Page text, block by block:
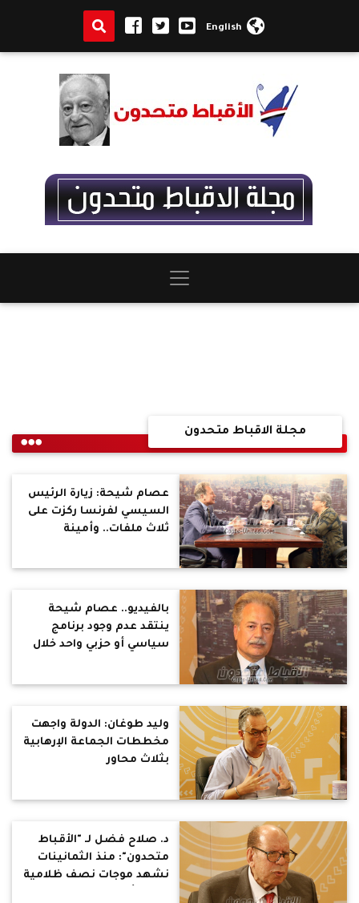
English
مجلة الاقباط متحدون
عصام شيحة: زيارة الرئيس
السيسي لفرنسا ركزت على
ثلاث ملفات.. وأمينة
بالفيديو.. عصام شيحة
ينتقد عدم وجود برنامج
سياسي أو حزبي واحد خلال
وليد طوغان: الدولة واجهت
مخططات الجماعة الإرهابية
بثلاث محاور
د. صلاح فضل لـ "الأقباط
متحدون": منذ الثمانينات
نشهد موجات نصف ظلامية